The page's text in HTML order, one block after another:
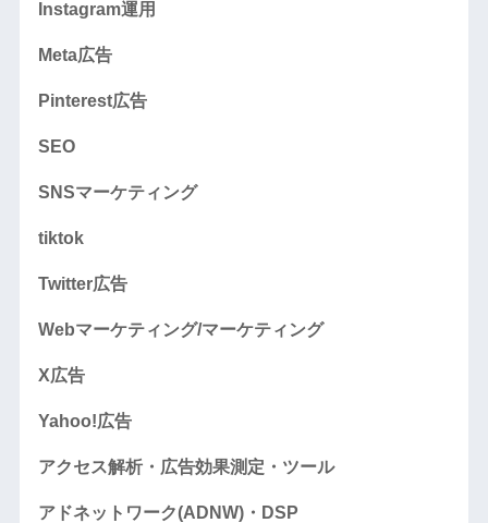
Instagram運用
Meta広告
Pinterest広告
SEO
SNSマーケティング
tiktok
Twitter広告
Webマーケティング/マーケティング
X広告
Yahoo!広告
アクセス解析・広告効果測定・ツール
アドネットワーク(ADNW)・DSP